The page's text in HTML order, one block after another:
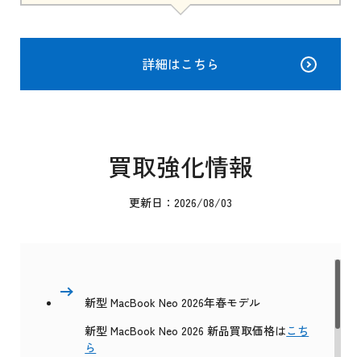
詳細はこちら
買取強化情報
更新日：2026/08/03
新型 MacBook Neo 2026年春モデル
新型 MacBook Neo 2026 新品買取価格はこち
ら